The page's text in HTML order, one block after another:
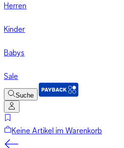
Herren
Kinder
Babys
Sale
Suche
Keine Artikel im Warenkorb